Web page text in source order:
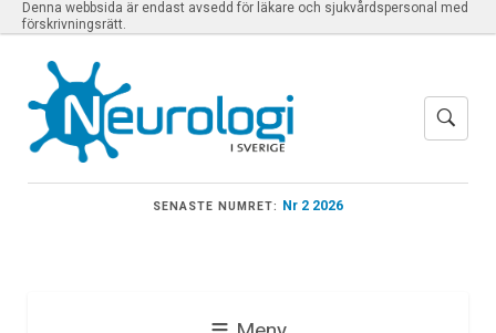
Denna webbsida är endast avsedd för läkare och sjukvårdspersonal med
förskrivningsrätt.
SENASTE NUMRET: Nr 2 2026